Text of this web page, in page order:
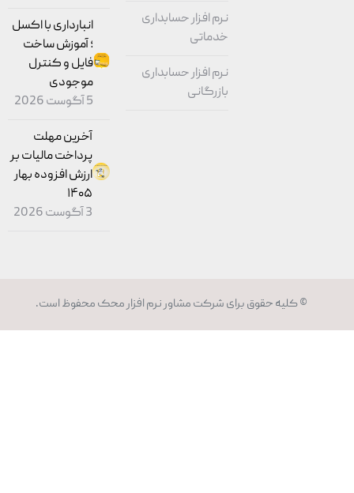
نرم افزار حسابداری
خدماتی
نرم افزار حسابداری
بازرگانی
انبارداری با اکسل
؛ آموزش ساخت
فایل و کنترل
موجودی
5 آگوست 2026
آخرین مهلت
پرداخت مالیات بر
ارزش افزوده بهار
۱۴۰۵
3 آگوست 2026
© کلیه حقوق برای شرکت مشاورنرم افزار محکمحفوظ است.